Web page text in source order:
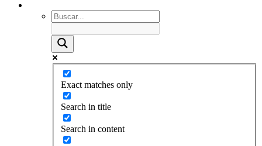
Exact matches only
Search in title
Search in content